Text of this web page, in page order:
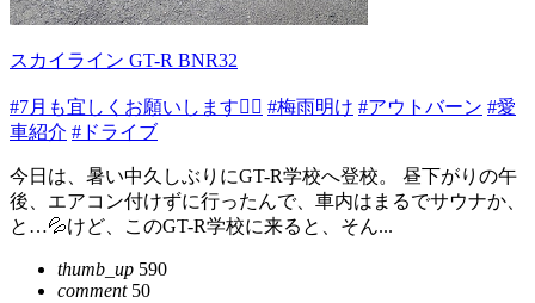
スカイライン GT-R BNR32
#7月も宜しくお願いします🙇‍♂️ #梅雨明け #アウトバーン #愛
車紹介 #ドライブ
今日は、暑い中久しぶりにGT-R学校へ登校。 昼下がりの午
後、エアコン付けずに行ったんで、車内はまるでサウナか、
と…💦けど、このGT-R学校に来ると、そん...
thumb_up 590
comment50